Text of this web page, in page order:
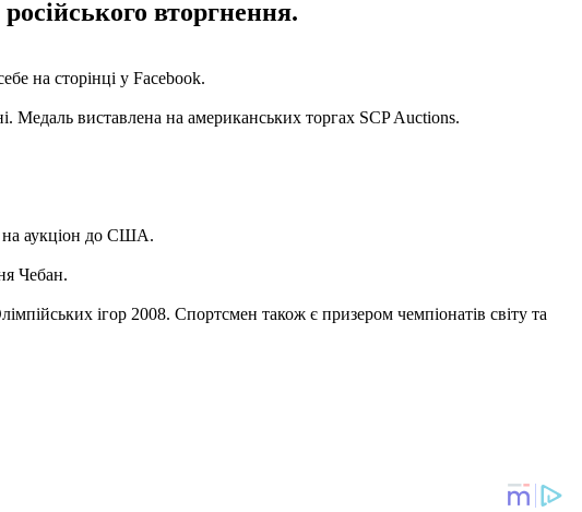
вторгнення.
на сторінці у Facebook.
Медаль виставлена ​​на американських торгах SCP Auctions.
на аукціон до США.
Чебан.
ігор 2008. Спортсмен також є призером чемпіонатів світу та